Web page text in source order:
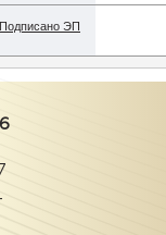
Подписано ЭП